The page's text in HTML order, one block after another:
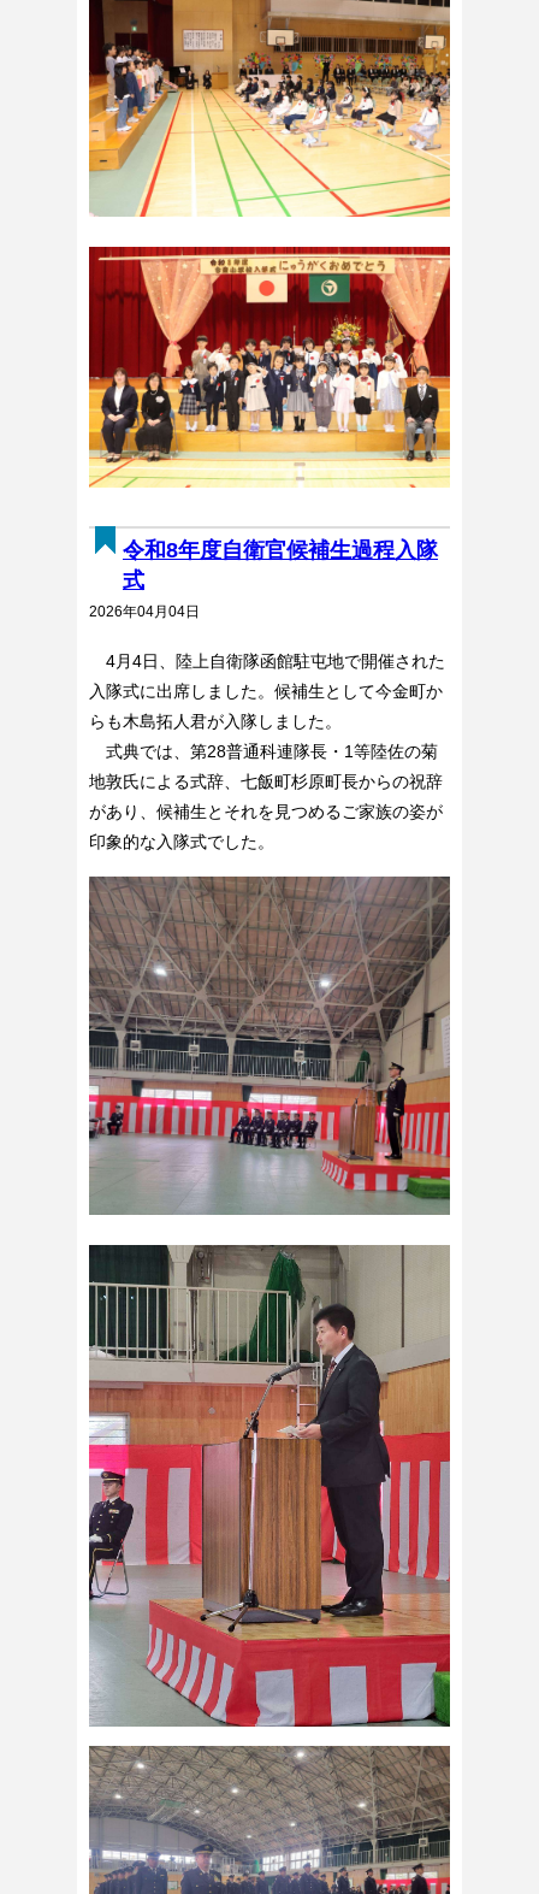
令和8年度自衛官候補生過程入隊
式
2026年04月04日
4月4日、 陸上自衛隊函館駐屯地で開催された
入隊式に出席しました。 候補生として今金町か
らも木島拓人君が入隊しました。
式典では、第28普通科連隊長・ 1等陸佐の菊
地敦氏による式辞、七飯町杉原町長からの祝辞
があり、 候補生とそれを見つめるご家族の姿が
印象的な入隊式でした。